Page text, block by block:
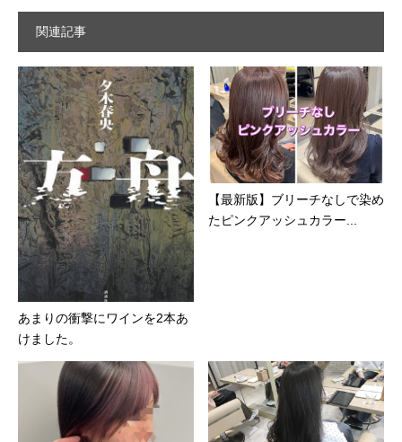
関連記事
あまりの衝撃にワインを2本あ
けました。
【最新版】ブリーチなしで染め
たピンクアッシュカラー...